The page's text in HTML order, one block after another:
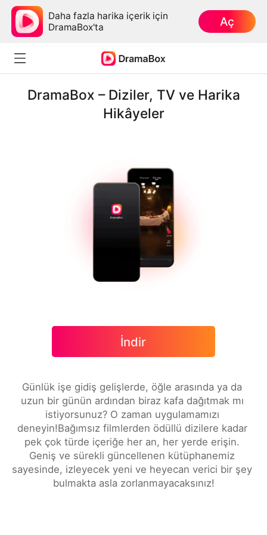
Daha fazla harika içerik için
DramaBox'ta
Aç
DramaBox – Diziler, TV ve Harika
Hikâyeler
İndir
Günlük işe gidiş gelişlerde, öğle arasında ya da
uzun bir günün ardından biraz kafa dağıtmak mı
istiyorsunuz? O zaman uygulamamızı
deneyin!Bağımsız filmlerden ödüllü dizilere kadar
pek çok türde içeriğe her an, her yerde erişin.
Geniş ve sürekli güncellenen kütüphanemiz
sayesinde, izleyecek yeni ve heyecan verici bir şey
bulmakta asla zorlanmayacaksınız!